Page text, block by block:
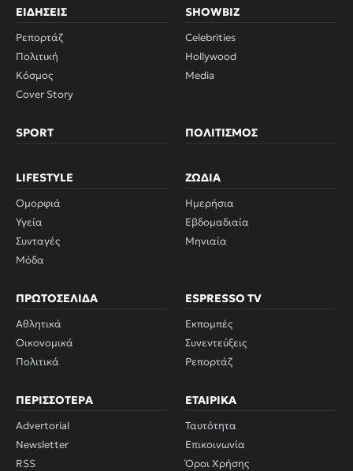
ΕΙΔΉΣΕΙΣ
Ρεπορτάζ
Πολιτική
Κόσμος
Cover Story
SHOWBIZ
Celebrities
Hollywood
Media
SPORT ΠΟΛΙΤΙΣΜΌΣ
LIFESTYLE
Ομορφιά
Υγεία
Συνταγές
Μόδα
ΖΏΔΙΑ
Ημερήσια
Εβδομαδιαία
Μηνιαία
ΠΡΩΤΟΣΈΛΙΔΑ
Αθλητικά
Οικονομικά
Πολιτικά
ESPRESSO TV
Εκπομπές
Συνεντεύξεις
Ρεπορτάζ
ΠΕΡΙΣΣΌΤΕΡΑ
Advertorial
Newsletter
RSS
ΕΤΑΙΡΙΚΆ
Ταυτότητα
Επικοινωνία
Όροι Χρήσης